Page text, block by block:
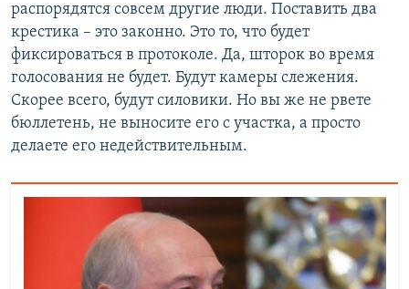
распорядятся совсем другие люди. Поставить два
крестика – это законно. Это то, что будет
фиксироваться в протоколе. Да, шторок во время
голосования не будет. Будут камеры слежения.
Скорее всего, будут силовики. Но вы же не рвете
бюллетень, не выносите его с участка, а просто
делаете его недействительным.